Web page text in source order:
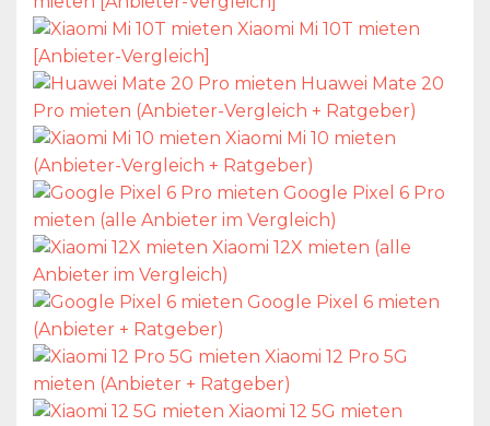
Xiaomi Mi 10T mieten
[Anbieter-Vergleich]
Huawei Mate 20
Pro mieten (Anbieter-Vergleich + Ratgeber)
Xiaomi Mi 10 mieten
(Anbieter-Vergleich + Ratgeber)
Google Pixel 6 Pro
mieten (alle Anbieter im Vergleich)
Xiaomi 12X mieten (alle
Anbieter im Vergleich)
Google Pixel 6 mieten
(Anbieter + Ratgeber)
Xiaomi 12 Pro 5G
mieten (Anbieter + Ratgeber)
Xiaomi 12 5G mieten